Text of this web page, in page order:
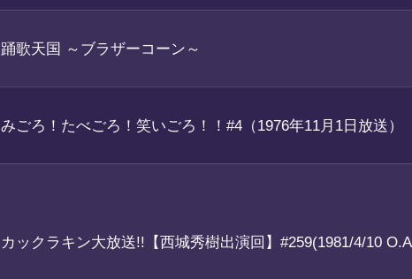
踊歌天国 ～ブラザーコーン～
みごろ！たべごろ！笑いごろ！！#4（1976年11月1日放送）
カックラキン大放送!!【西城秀樹出演回】#259(1981/4/10